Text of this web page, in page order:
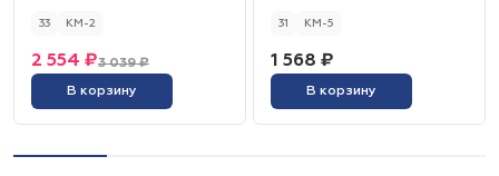
33 КМ-2
3 039 ₽
2 554 ₽
В корзину
31 КМ-5
1 568 ₽
В корзину